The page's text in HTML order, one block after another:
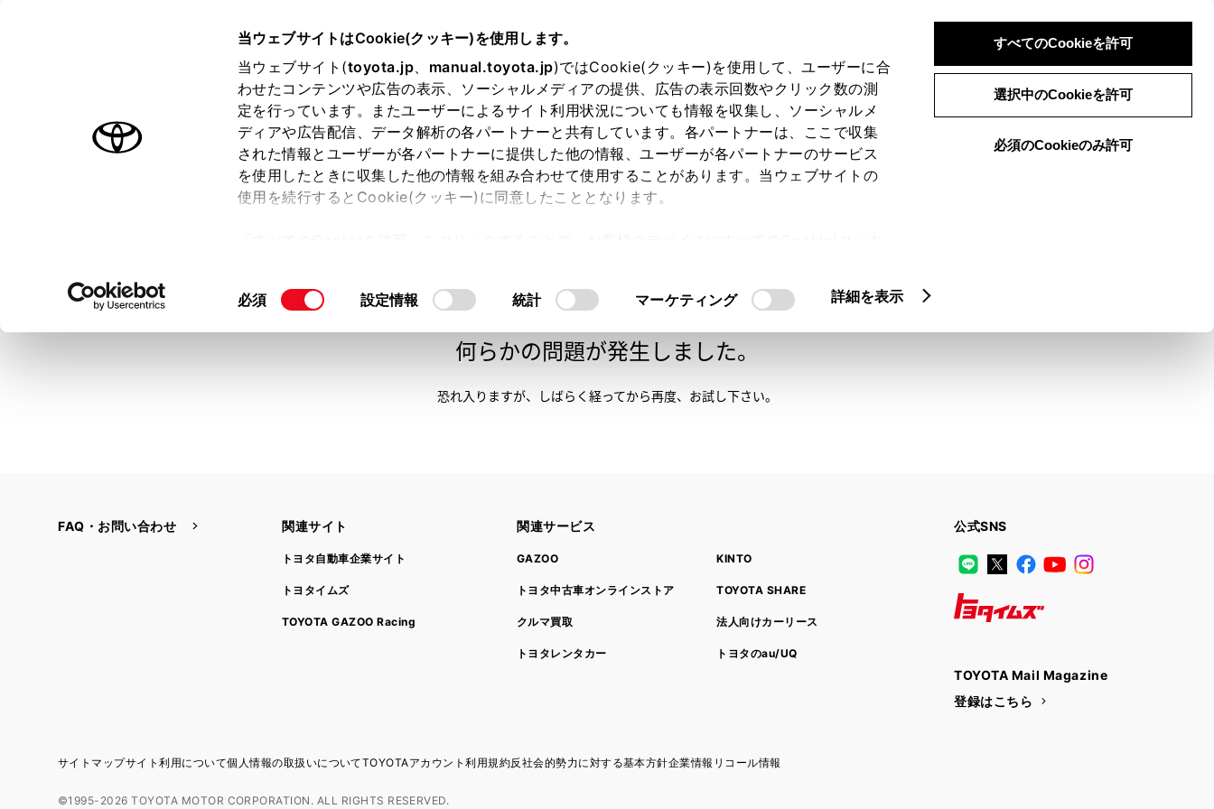
当ウェブサイトはCookie(クッキー)を使用します。
当ウェブサイト(toyota.jp、 manual.toyota.jp)ではCookie(クッキー)を使用して、ユーザーに合
わせたコンテンツや広告の表示、ソーシャルメディアの提供、広告の表示回数やクリック数の測
定を行っています。またユーザーによるサイト利用状況についても情報を収集し、ソーシャルメ
ディアや広告配信、データ解析の各パートナーと共有しています。各パートナーは、ここで収集
された情報とユーザーが各パートナーに提供した他の情報、ユーザーが各パートナーのサービス
を使用したときに収集した他の情報を組み合わせて使用することがあります。当ウェブサイトの
使用を続行するとCookie(クッキー)に同意したこととなります。
て」をご覧ください。
同
必須 設定情報 統計 マーケティング 詳細を表示
すべてのCookieを許可
選択中のCookieを許可
必須のCookieのみ許可
ログイン 検索 メニュー
オーナーサポート トピックス
トヨタ認定中古車 メニュー
トヨタ認定中古車の魅力 3つの買い方 オンライン購入 お気に入り
申し訳ございません。
何らかの問題が発生しました。
恐れ入りますが、しばらく経ってから再度、お試し下さい。
FAQ・お問い合わせ 関連サイト
トヨタ自動車企業サイト
トヨタイムズ
TOYOTA GAZOO Racing
関連サービス
GAZOO
トヨタ中古車オンラインストア
クルマ買取
トヨタレンタカー
KINTO
TOYOTA SHARE
法人向けカーリース
トヨタのau/UQ
公式SNS
LINEX Facebook
YouTube
TOYOTA Mail Magazine
登録はこちら
サイトマップサイト利用について個人情報の取扱いについてTOYOTAアカウント利用規約反社会的勢力に対する基本方針企業情報 リコール情報
©1995-2026 TOYOTA MOTOR CORPORATION. ALL RIGHTS RESERVED.